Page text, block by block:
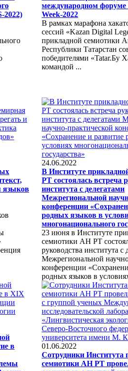
2022)
международном форуме
Week-2022
В рамках марафона
сессий «Kazan Digital
прикладной семиотики
Республики Татарстан
победителями «Tatar.Бу
командой ...
языков
24.06.2022
В Институте
РТ состоялась встреча
института с делегатами
Межрегиональной
конференции
родных языков в
многонационального
23 июня в Институте
семиотики АН РТ
руководства института с
Межрегиональной
конференции
родных языков в
в
01.06.2022
Сотрудники Института
семиотики АН РТ